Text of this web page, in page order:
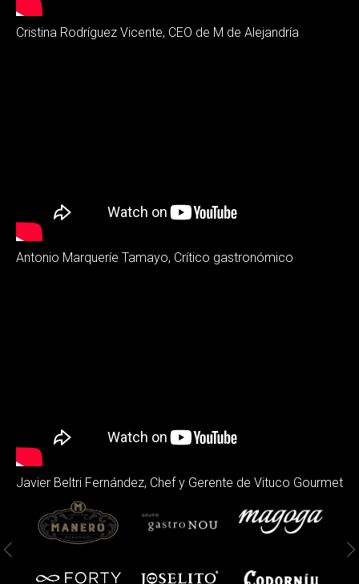
Cristina Rodríguez Vicente, CEO de M de Alejandría
Antonio Marqueríe Tamayo, Crítico gastronómico
Javier Beltri Fernández, Chef y Gerente de Vituco Gourmet